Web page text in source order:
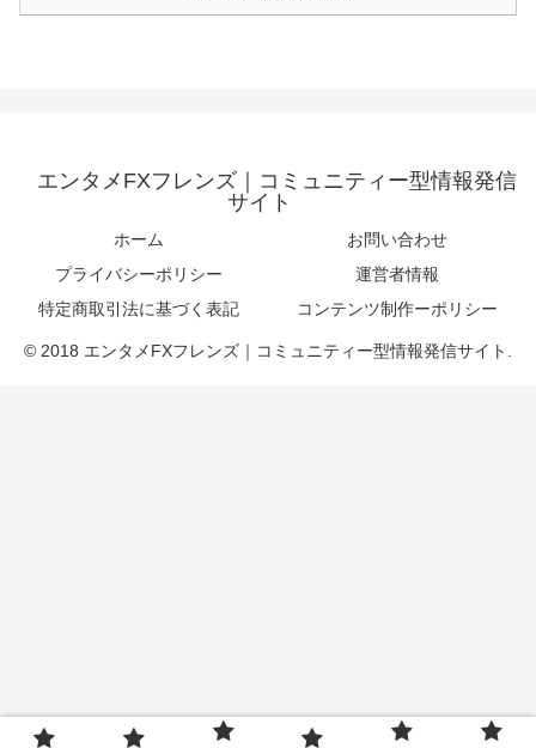
エンタメFXフレンズ｜コミュニティー型情報発信
サイト
ホーム
お問い合わせ
プライバシーポリシー
運営者情報
特定商取引法に基づく表記
コンテンツ制作ーポリシー
© 2018 エンタメFXフレンズ｜コミュニティー型情報発信サイト.